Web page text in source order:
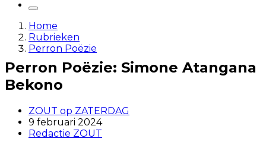
Home
Rubrieken
Perron Poëzie
Perron Poëzie: Simone Atangana
Bekono
ZOUT op ZATERDAG
9 februari 2024
Redactie ZOUT